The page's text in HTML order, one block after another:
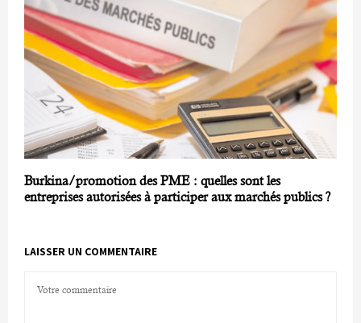
Burkina/promotion des PME : quelles sont les
entreprises autorisées à participer aux marchés publics ?
LAISSER UN COMMENTAIRE